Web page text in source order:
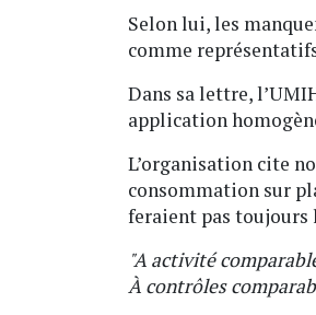
Selon lui, les
comme
Dans sa lettre,
application
L’organisation cite
consommation sur
feraient pas toujours
"A activité
À contrôles